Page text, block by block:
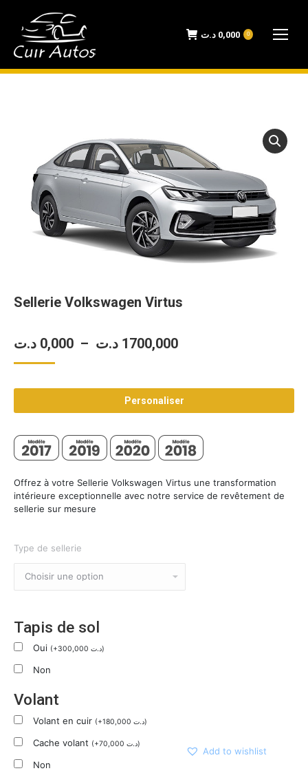
0,000 د.ت 0
Sellerie Volkswagen Virtus
0,000 د.ت – 1700,000 د.ت
Plage
prix :
0,000 د.تPersonaliser
Offrez à votre Sellerie Volkswagen Virtus une transformation
intérieure exceptionnelle avec notre service de revêtement de
sellerie sur mesure
Type de sellerie
Tapis de sol
Oui (+300,000 د.ت)
Non
Volant
Volant en cuir (+180,000 د.ت)
Cache volant (+70,000 د.ت)
Non
Add to wishlist